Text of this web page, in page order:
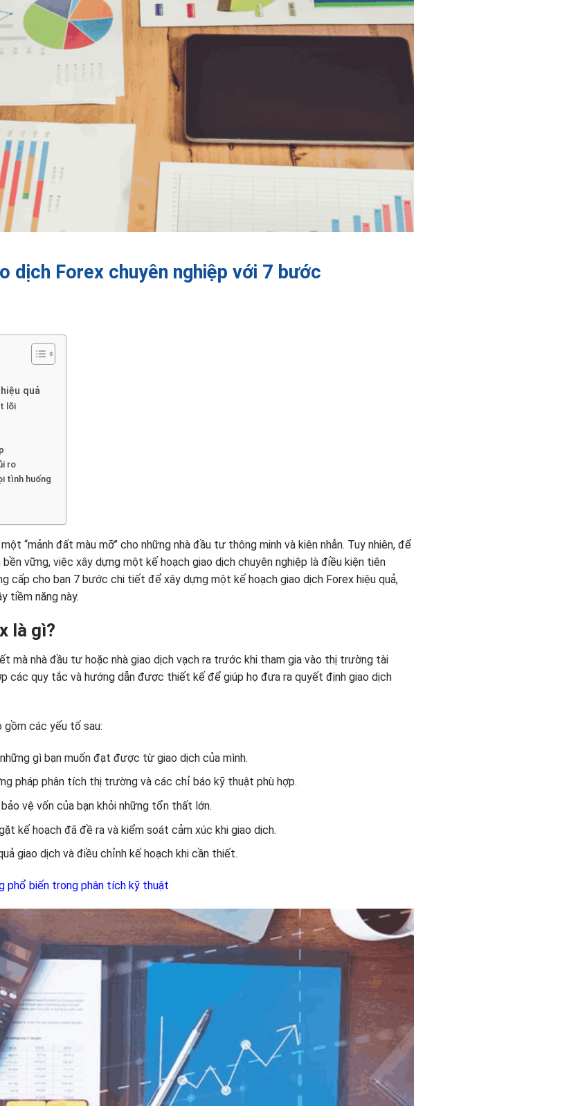
dịch Forex chuyên nghiệp với 7 bước
quả
lõi
ro
tình huống
“mảnh đất màu mỡ” cho những nhà đầu tư thông minh và kiên nhẫn. Tuy nhiên, để
vững, việc xây dựng một kế hoạch giao dịch chuyên nghiệp là điều kiện tiên
cấp cho bạn 7 bước chi tiết để xây dựng một kế hoạch giao dịch Forex hiệu quả,
tiềm năng này.
là gì?
mà nhà đầu tư hoặc nhà giao dịch vạch ra trước khi tham gia vào thị trường tài
các quy tắc và hướng dẫn được thiết kế để giúp họ đưa ra quyết định giao dịch
gồm các yếu tố sau:
gì bạn muốn đạt được từ giao dịch của mình.
pháp phân tích thị trường và các chỉ báo kỹ thuật phù hợp.
vệ vốn của bạn khỏi những tổn thất lớn.
kế hoạch đã đề ra và kiểm soát cảm xúc khi giao dịch.
giao dịch và điều chỉnh kế hoạch khi cần thiết.
phổ biến trong phân tích kỹ thuật